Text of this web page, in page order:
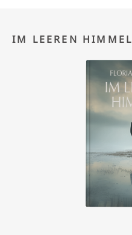
IM LEEREN HIMMEL